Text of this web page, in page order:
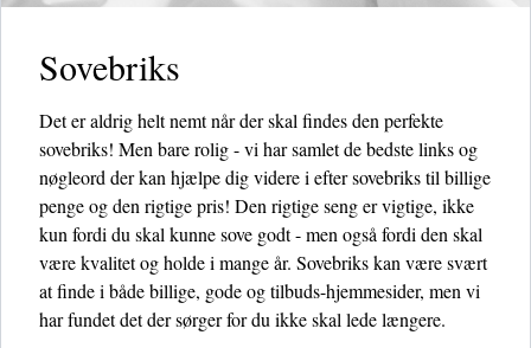
Sovebriks
Det er aldrig helt nemt når der skal findes den perfekte
sovebriks! Men bare rolig - vi har samlet de bedste links og
nøgleord der kan hjælpe dig videre i efter sovebriks til billige
penge og den rigtige pris! Den rigtige seng er vigtige, ikke
kun fordi du skal kunne sove godt - men også fordi den skal
være kvalitet og holde i mange år. Sovebriks kan være svært
at finde i både billige, gode og tilbuds-hjemmesider, men vi
har fundet det der sørger for du ikke skal lede længere.